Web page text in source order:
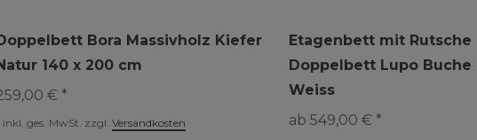
Bora Massivholz Kiefer
140 x 200 cm
€ *
inkl. ges. MwSt. zzgl. Versandkosten
Etagenbett mit Rutsche
Doppelbett Lupo Buche
Weiss
ab 549,00 € *